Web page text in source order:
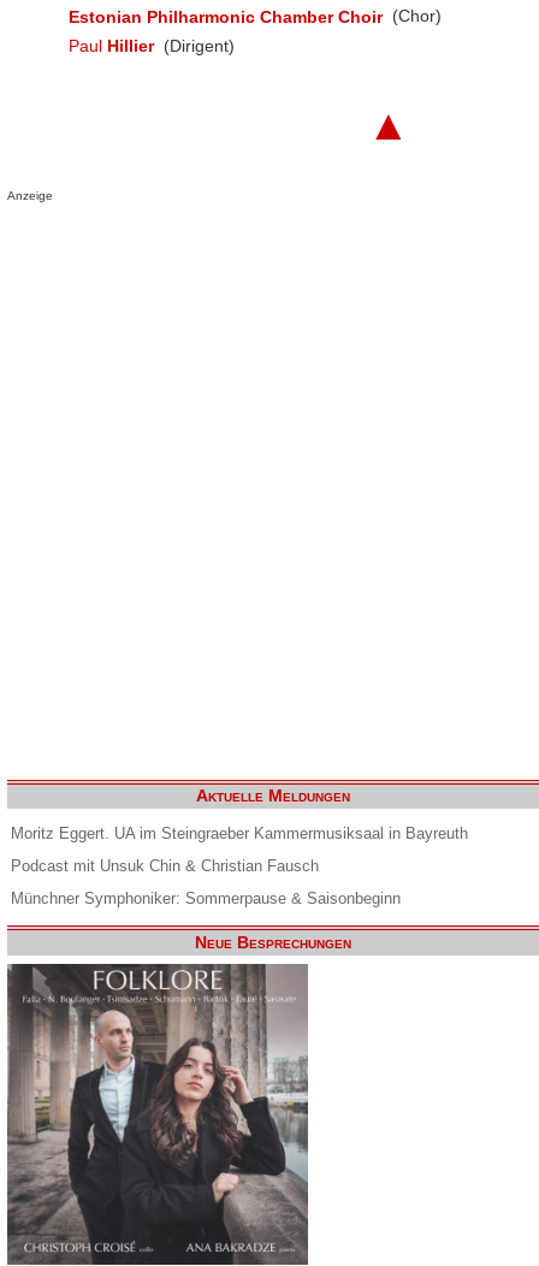
Estonian Philharmonic Chamber Choir (Chor)
Paul Hillier (Dirigent)
▲
Anzeige
Aktuelle Meldungen
Moritz Eggert. UA im Steingraeber Kammermusiksaal in Bayreuth
Podcast mit Unsuk Chin & Christian Fausch
Münchner Symphoniker: Sommerpause & Saisonbeginn
Neue Besprechungen